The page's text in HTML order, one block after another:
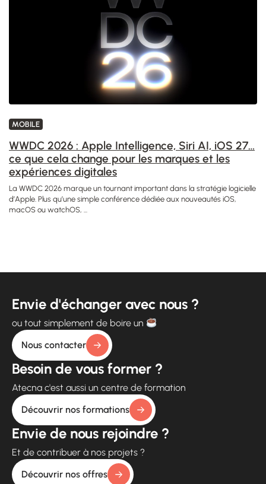
MOBILE
WWDC 2026 : Apple Intelligence, Siri AI, iOS 27…
ce que cela change pour les marques et les
expériences digitales
La WWDC 2026 marque un tournant important dans la stratégie logicielle
d’Apple. Plus qu’une simple conférence dédiée aux nouveautés iOS,
macOS ou watchOS, ...
Envie d'échanger avec nous ?
ou tout simplement de boire un
Nous contacter
Besoin de vous former ?
Atecna c'est aussi un centre de formation
Découvrir nos formations
Envie de nous rejoindre ?
Et de contribuer à nos projets ?
Découvrir nos offres